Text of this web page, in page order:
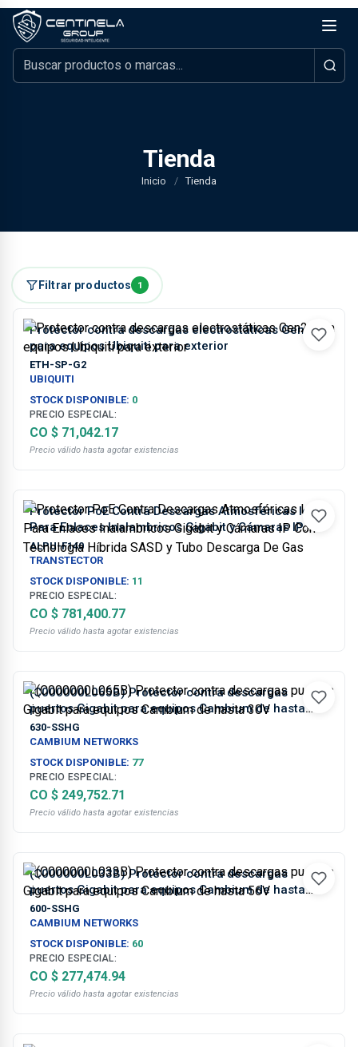
Tienda
Inicio / Tienda
Filtrar productos 1
Protector contra descargas electrostáticas Gen2
para equipos Ubiquiti para exterior
ETH-SP-G2
UBIQUITI
STOCK DISPONIBLE: 0
PRECIO ESPECIAL:
CO $ 71,042.17
Precio válido hasta agotar existencias
Protector PoE Contra Descargas Atmosféricas Ideal
Para Enlaces Inalambricos Gigabit y Cámaras IP
Con Tecnología Híbrida SASD y Tubo Descarga De
Gas
ALPU-F140
TRANSTECTOR
STOCK DISPONIBLE: 11
PRECIO ESPECIAL:
CO $ 781,400.77
Precio válido hasta agotar existencias
(C000000L065B) Protector contra descargas
puertos Gigabit para equipos Cambium de hasta
30V
630-SSHG
CAMBIUM NETWORKS
STOCK DISPONIBLE: 77
PRECIO ESPECIAL:
CO $ 249,752.71
Precio válido hasta agotar existencias
(C000000L033B) Protector contra descargas
puertos Gigabit para equipos Cambium de hasta
56V
600-SSHG
CAMBIUM NETWORKS
STOCK DISPONIBLE: 60
PRECIO ESPECIAL:
CO $ 277,474.94
Precio válido hasta agotar existencias